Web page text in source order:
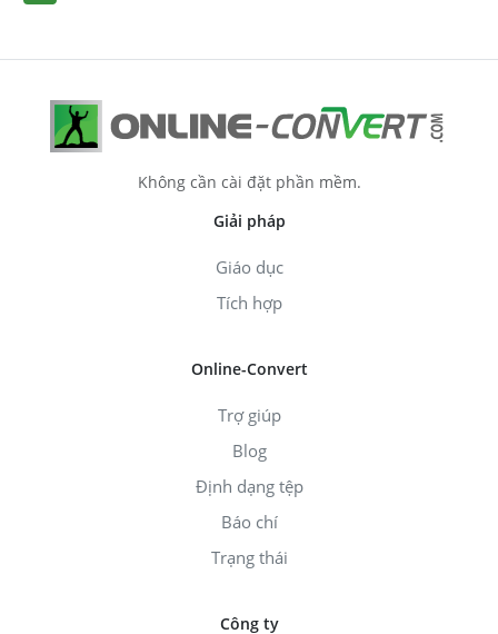
Không cần cài đặt phần mềm.
Giải pháp
Giáo dục
Tích hợp
Online-Convert
Trợ giúp
Blog
Định dạng tệp
Báo chí
Trạng thái
Công ty